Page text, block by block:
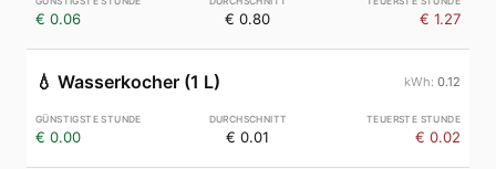
€ 0.06 € 0.80 € 1.27
💧 Wasserkocher (1 L) 0.12
€ 0.00 € 0.01 € 0.02